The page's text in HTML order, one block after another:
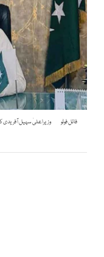
فائل فوٹو وزیراعلیٰ سہیل آفریدی